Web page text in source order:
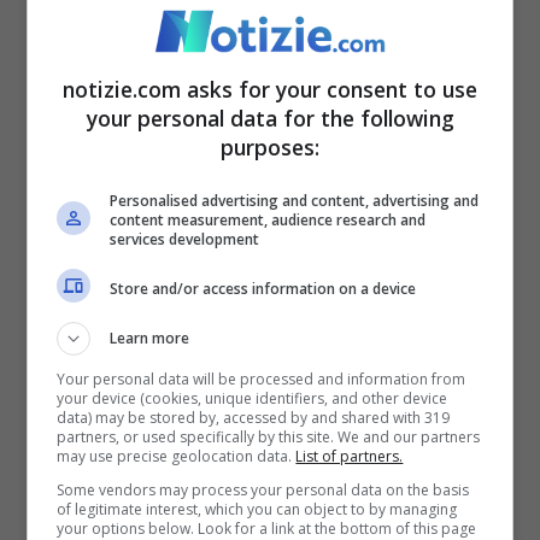
all’ultimo minuto che gli avrebbe potuto
titolo, che però l’attaccanteGalvanfalliva
facendolo parare da Armani. Cinque minuti
dopo, in pieno recupero, arrivava
addirittura la beffa della rete di
facendo così celebrare al meglio l’ultima
partita diGallardo
River.
¡Acá está el campeón! 😎🥇
#Siempre𝗖𝗔𝗠𝗣𝗘𝗢𝗡𝗘𝗦🏆
notizie.com asks for your consent to use
your personal data for the following
purposes:
Personalised advertising and content, advertising and
content measurement, audience research and
services development
Store and/or access information on a device
Learn more
Your personal data will be processed and information from
your device (cookies, unique identifiers, and other device
data) may be stored by, accessed by and shared with 319
partners, or used specifically by this site. We and our partners
may use precise geolocation data. List of partners.
Some vendors may process your personal data on the basis
of legitimate interest, which you can object to by managing
your options below. Look for a link at the bottom of this page